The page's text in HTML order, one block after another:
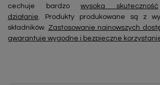
cechuje bardzowysoka skuteczność
działanie. Produkty produkowane są z
składników. Zastosowanie najnowszych
gwarantuje wygodne i bezpieczne